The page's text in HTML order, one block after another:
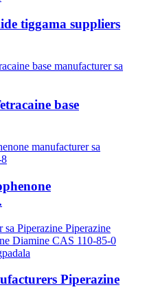
tiggama suppliers
base
Piperazine